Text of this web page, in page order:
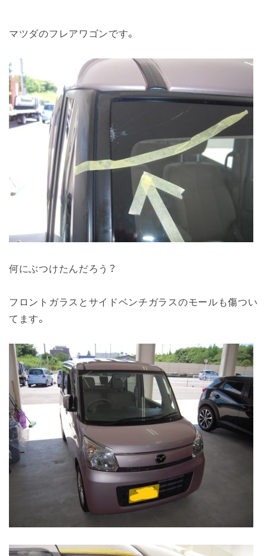
マツダのフレアワゴンです。
何にぶつけたんだろう？
フロントガラスとサイドベンチガラスのモールも傷つい
てます。